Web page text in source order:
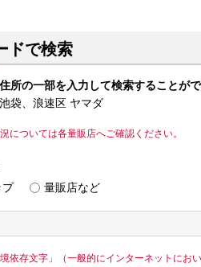
ドで検索
所の一部を入力して検索することがで
袋、浪速区 ヤマダ
については各量販店へご確認ください。
プ
量販店など
依存文字」（一般的にインターネットにお